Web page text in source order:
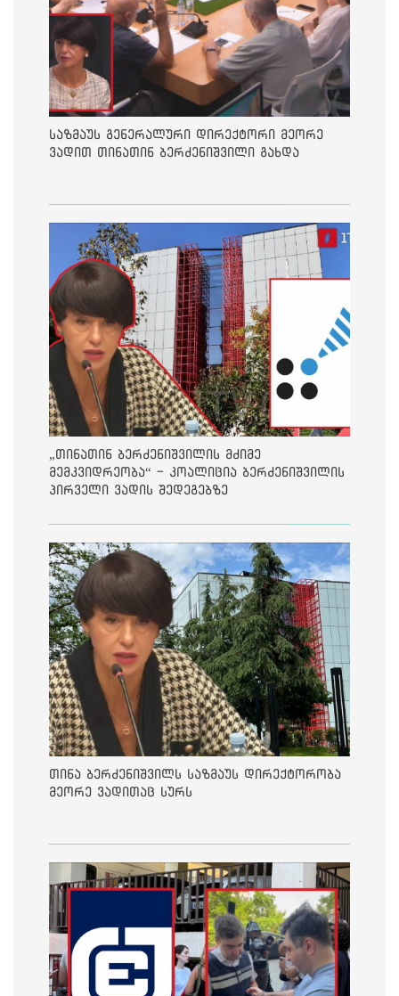
საზმაუს გენერალური დირექტორი მეორე
ვადით თინათინ ბერძენიშვილი გახდა
„თინათინ ბერძენიშვილის მძიმე
მემკვიდრეობა“ - კოალიცია ბერძენიშვილის
პირველი ვადის შედეგებზე
თინა ბერძენიშვილს საზმაუს დირექტორობა
მეორე ვადითაც სურს